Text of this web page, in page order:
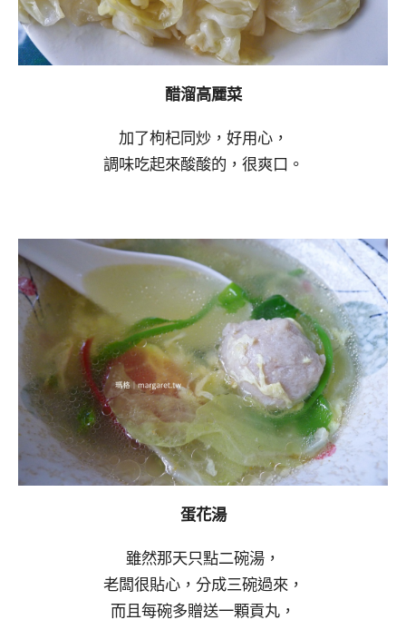
醋溜高麗菜
加了枸杞同炒，好用心，
調味吃起來酸酸的，很爽口。
蛋花湯
雖然那天只點二碗湯，
老闆很貼心，分成三碗過來，
而且每碗多贈送一顆貢丸，